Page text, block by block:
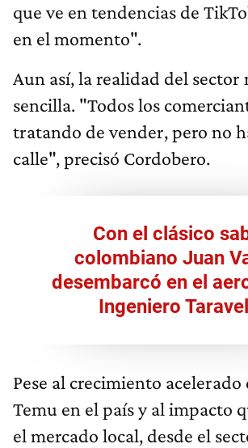
que ve en tendencias de
en el momento".
Aun así, la realidad del sector
sencilla. "Todos los
tratando de vender, pero no
calle", precisó Cordobero.
Con el clásico
colombiano Juan
desembarcó en el
Ingeniero
Pese al crecimiento acelerado
Temu en el país y al impacto
el mercado local, desde el